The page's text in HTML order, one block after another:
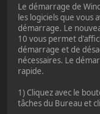
Le démarrage de
les logiciels que vous
démarrage. Le
10 vous permet
démarrage et de
nécessaires. Le
rapide.
1) Cliquez avec le
tâches du Bureau et